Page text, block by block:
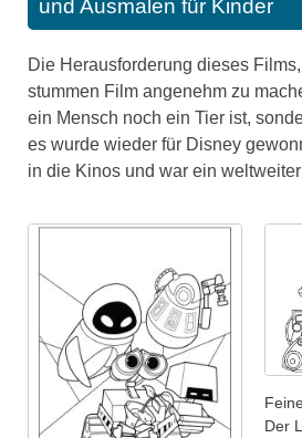
und Ausmalen für Kinder
Die Herausforderung dieses
stummen Film angenehm zu
ein Mensch noch ein Tier ist,
es wurde wieder für Disney
in die Kinos und war ein
Der